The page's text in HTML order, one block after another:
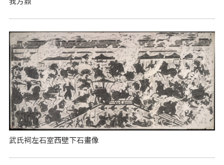
武氏祠左石室西壁下石畫像